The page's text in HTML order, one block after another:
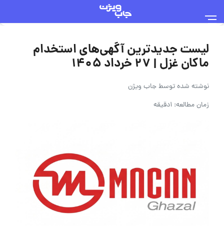
لیست جدیدترین آگهی‌های استخدام
ماکان غزل | ۲۷ خرداد ۱۴۰۵
نوشته شده توسطجاب ویژن
زمان مطالعه: 1دقیقه